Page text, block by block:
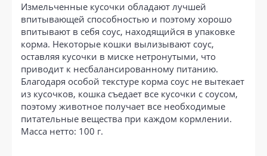
Измельченные кусочки обладают лучшей
впитывающей способностью и поэтому хорошо
впитывают в себя соус, находящийся в упаковке
корма. Некоторые кошки вылизывают соус,
оставляя кусочки в миске нетронутыми, что
приводит к несбалансированному питанию.
Благодаря особой текстуре корма соус не вытекает
из кусочков, кошка съедает все кусочки с соусом,
поэтому животное получает все необходимые
питательные вещества при каждом кормлении.
Масса нетто: 100 г.